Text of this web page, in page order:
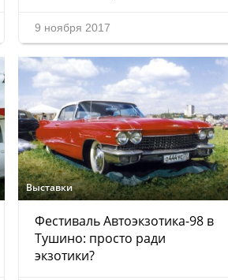
9 ноября 2017
Выставки
Фестиваль Автоэкзотика-98 в
Тушино: просто ради
экзотики?